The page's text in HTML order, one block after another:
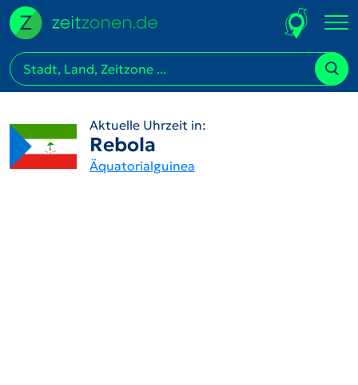
Aktuelle Uhrzeit in:
Rebola
Äquatorialguinea